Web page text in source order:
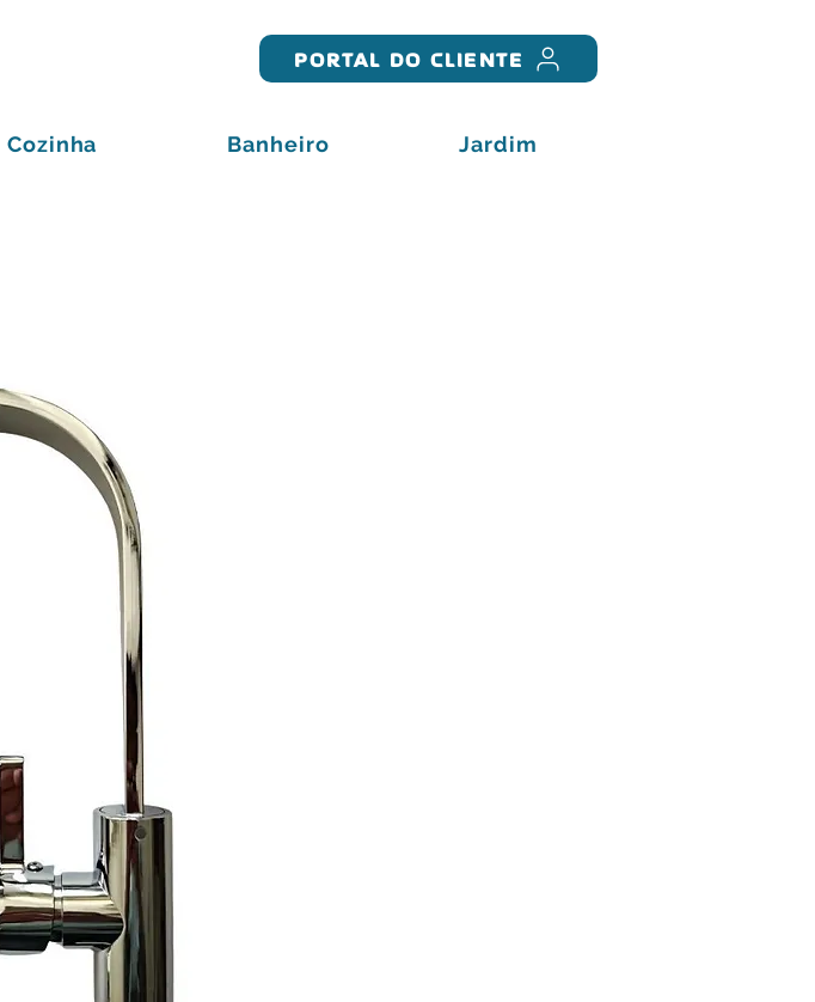
PORTAL DO CLIENTE
Cozinha Banheiro Jardim